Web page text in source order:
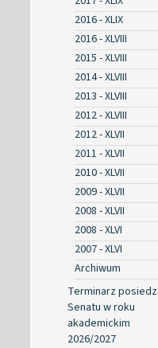
2016 - XLIX
2016 - XLVIII
2015 - XLVIII
2014 - XLVIII
2013 - XLVIII
2012 - XLVIII
2012 - XLVII
2011 - XLVII
2010 - XLVII
2009 - XLVII
2008 - XLVII
2008 - XLVI
2007 - XLVI
Archiwum
Terminarz
Senatu w roku
akademickim
2026/2027